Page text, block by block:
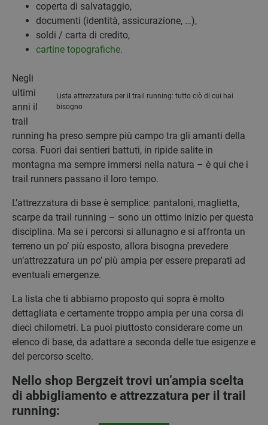
coperta di salvataggio,
documenti (identità, assicurazione, …),
soldi / carta di credito,
cartine topografiche.
Lista attrezzatura per il trail running: tutto ciò di cui hai
bisogno
Negli
ultimi
anni il
trail
running ha preso sempre più campo tra gli amanti della
corsa. Fuori dai sentieri battuti, in ripide salite in
montagna ma sempre immersi nella natura – è qui che i
trail runners passano il loro tempo.
L’attrezzatura di base è semplice: pantaloni, maglietta,
scarpe da trail running – sono un ottimo inizio per questa
disciplina. Ma se i percorsi si allunagno e si affronta un
terreno un po’ più esposto, allora bisogna prevedere
un’attrezzatura un po’ più ampia per essere preparati ad
eventuali emergenze.
La lista che ti abbiamo proposto qui sopra è molto
dettagliata e certamente troppo ampia per una corsa di
dieci chilometri. La puoi piuttosto considerare come un
elenco di base, da adattare a seconda delle tue esigenze e
del percorso scelto.
Nello shop Bergzeit trovi un’ampia scelta
di abbigliamento e attrezzatura per il trail
running: